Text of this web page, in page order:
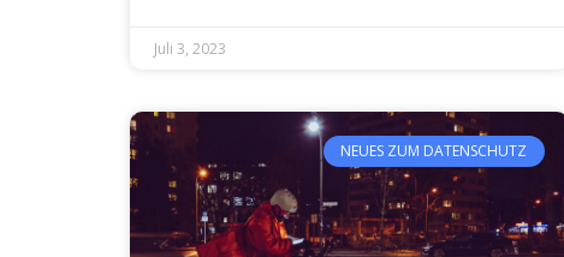
Juli 3, 2023
NEUES ZUM DATENSCHUTZ